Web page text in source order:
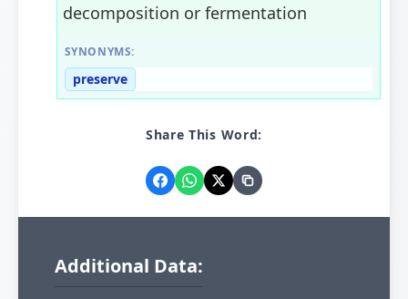
decomposition or fermentation
SYNONYMS:
preserve
Share This Word:
Additional Data: